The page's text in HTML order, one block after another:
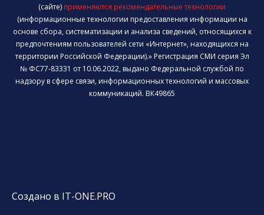
(сайте) применяются рекомендательные технологии
(информационные технологии предоставления информации на
основе сбора, систематизации и анализа сведений, относящихся к
предпочтениям пользователей сети «Интернет», находящихся на
территории Российской Федерации).» Регистрация СМИ серия Эл
№ ФС77-83331 от 10.06.2022, выдано Федеральной службой по
надзору в сфере связи, информационных технологий и массовых
коммуникаций. ВК49865
Создано в IT-ONE.PRO